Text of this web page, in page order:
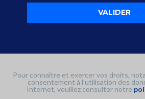
Pour connaître et exercer vos droits,
consentement à l'utilisation des
Internet, veuillez consulter notre